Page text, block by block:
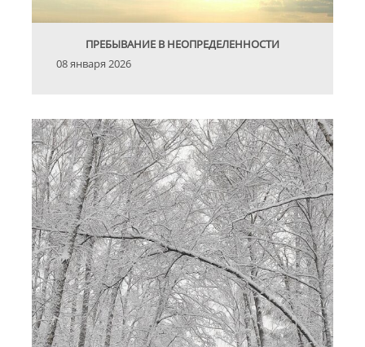
ПРЕБЫВАНИЕ В НЕОПРЕДЕЛЕННОСТИ
08 января 2026